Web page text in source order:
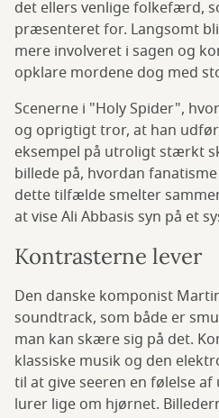
det ellers venlige folkefærd,
præsenteret for. Langsomt
mere involveret i sagen og
opklare mordene dog med
Scenerne i "Holy Spider",
og oprigtigt tror, at han
eksempel på utroligt stærkt
billede på, hvordan
dette tilfælde smelter
at vise Ali Abbasis syn på et
Kontrasterne lever
Den danske komponist
soundtrack, som både er
man kan skære sig på det.
klassiske musik og den
til at give seeren en følelse
lurer lige om hjørnet.